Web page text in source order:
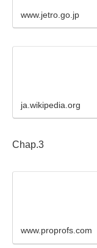
www.jetro.go.jp
ja.wikipedia.org
Chap.3
www.proprofs.com